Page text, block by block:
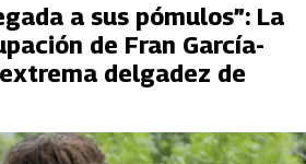
a sus pómulos”: La
de Fran García-
delgadez de